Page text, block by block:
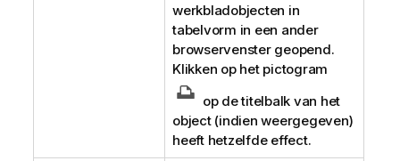
werkbladobjecten in
tabelvorm in een ander
browservenster geopend.
Klikken op het pictogram
op de titelbalk van het
object (indien weergegeven)
heeft hetzelfde effect.